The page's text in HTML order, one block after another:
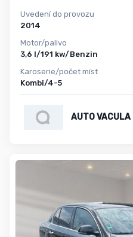
Uvedení do provozu
2014
Motor/palivo
3,6 l/191 kw/Benzin
Karoserie/počet míst
Kombi/4-5
AUTO VACULA